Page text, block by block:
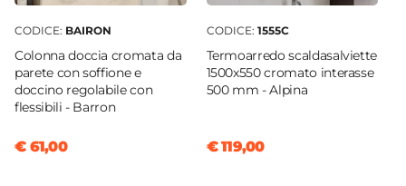
CODICE: BAIRON
Colonna doccia cromata da
parete con soffione e
doccino regolabile con
flessibili - Barron
€ 61,00
CODICE: 1555C
Termoarredo scaldasalviette
1500x550 cromato interasse
500 mm - Alpina
€ 119,00